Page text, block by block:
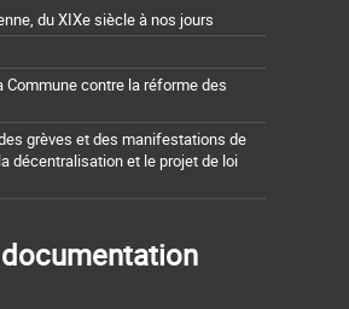
du XIXe siècle à nos jours
Commune contre la réforme des
grèves et des manifestations de
décentralisation et le projet de loi